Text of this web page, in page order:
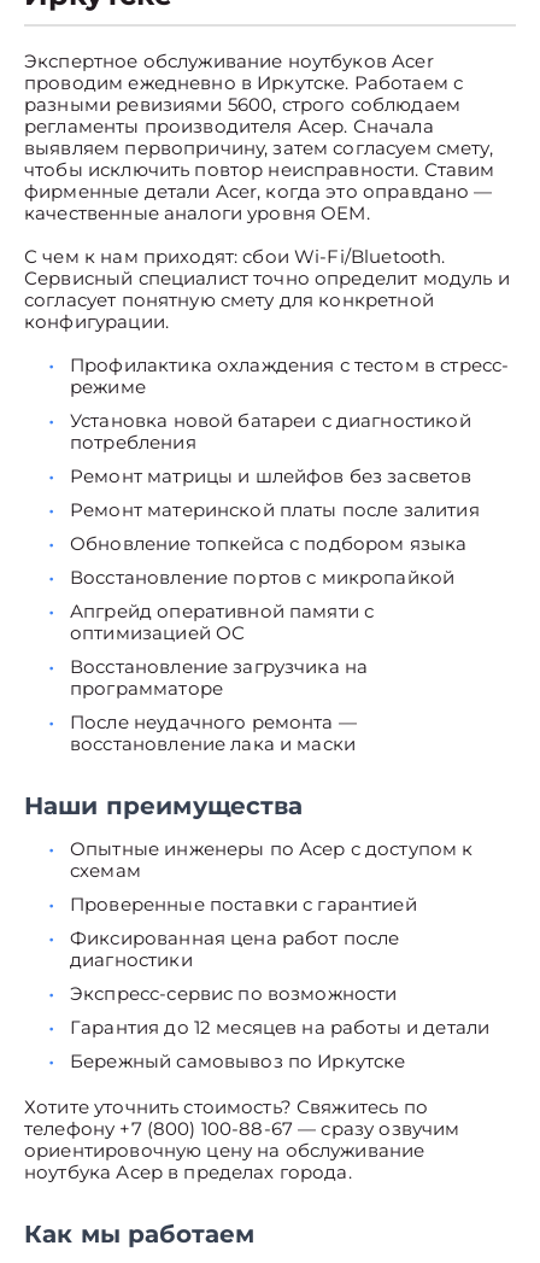
Экспертное обслуживание ноутбуков Acer
проводим ежедневно в Иркутске. Работаем с
разными ревизиями 5600, строго соблюдаем
регламенты производителя Асер. Сначала
выявляем первопричину, затем согласуем смету,
чтобы исключить повтор неисправности. Ставим
фирменные детали Acer, когда это оправдано —
качественные аналоги уровня OEM.
С чем к нам приходят: сбои Wi-Fi/Bluetooth.
Сервисный специалист точно определит модуль и
согласует понятную смету для конкретной
конфигурации.
Профилактика охлаждения с тестом в стресс-
режиме
Установка новой батареи с диагностикой
потребления
Ремонт матрицы и шлейфов без засветов
Ремонт материнской платы после залития
Обновление топкейса с подбором языка
Восстановление портов с микропайкой
Апгрейд оперативной памяти с
оптимизацией ОС
Восстановление загрузчика на
программаторе
После неудачного ремонта —
восстановление лака и маски
Наши преимущества
Опытные инженеры по Асер с доступом к
схемам
Проверенные поставки с гарантией
Фиксированная цена работ после
диагностики
Экспресс-сервис по возможности
Гарантия до 12 месяцев на работы и детали
Бережный самовывоз по Иркутске
Хотите уточнить стоимость? Свяжитесь по
телефону +7 (800) 100-88-67 — сразу озвучим
ориентировочную цену на обслуживание
ноутбука Асер в пределах города.
Как мы работаем